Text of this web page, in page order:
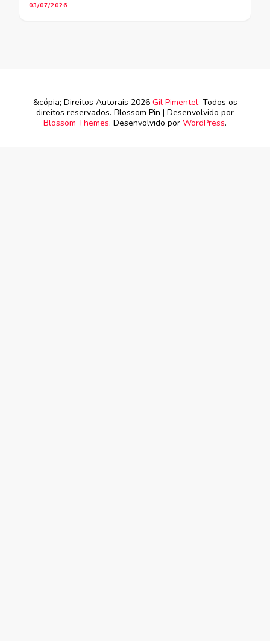
03/07/2026
&cópia; Direitos Autorais 2026 Gil Pimentel. Todos os
direitos reservados. Blossom Pin | Desenvolvido por
Blossom Themes. Desenvolvido por WordPress.